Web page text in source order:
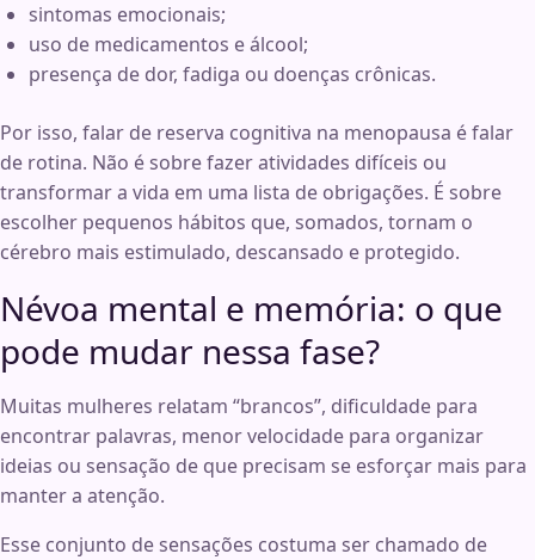
sintomas emocionais;
uso de medicamentos e álcool;
presença de dor, fadiga ou doenças crônicas.
Por isso, falar de reserva cognitiva na menopausa é falar
de rotina. Não é sobre fazer atividades difíceis ou
transformar a vida em uma lista de obrigações. É sobre
escolher pequenos hábitos que, somados, tornam o
cérebro mais estimulado, descansado e protegido.
Névoa mental e memória: o que
pode mudar nessa fase?
Muitas mulheres relatam “brancos”, dificuldade para
encontrar palavras, menor velocidade para organizar
ideias ou sensação de que precisam se esforçar mais para
manter a atenção.
Esse conjunto de sensações costuma ser chamado de